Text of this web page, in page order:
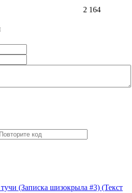
2 164
(Записка шизокрыла #3) (Текст